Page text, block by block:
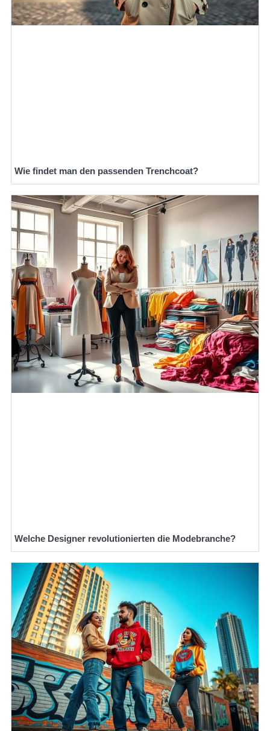
Wie findet man den passenden Trenchcoat?
Welche Designer revolutionierten die Modebranche?